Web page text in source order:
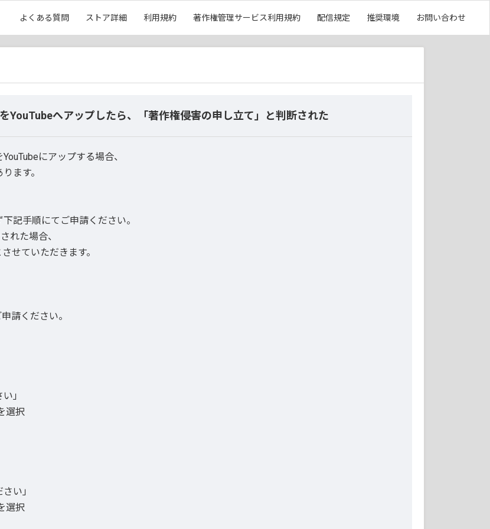
よくある質問 ストア詳細 利用規約 著作権管理サービス利用規約 配信規定 推奨環境 お問い合わせ
YouTubeへアップしたら、「著作権侵害の申し立て」と判断された
にアップする場合、
ます。
記手順にてご申請ください。
れた場合、
せていただきます。
請ください。
」
選択
い」
選択